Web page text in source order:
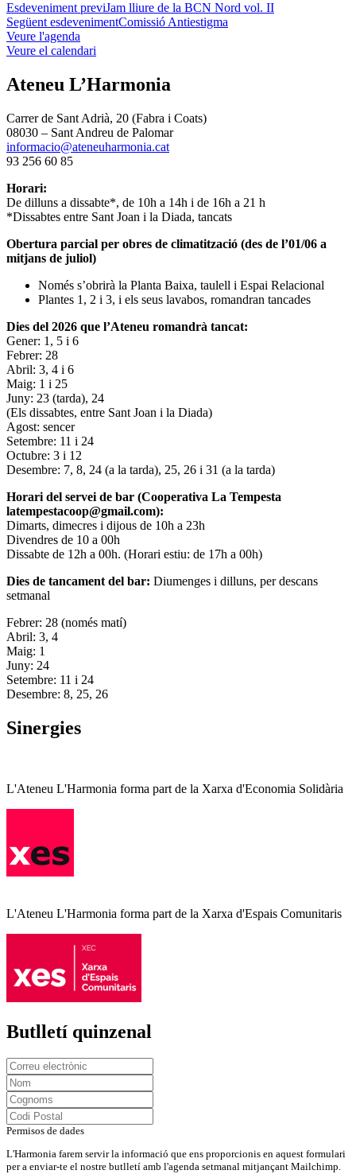
Esdeveniment previJam lliure de la BCN Nord vol. II
Següent esdevenimentComissió Antiestigma
Veure l'agenda
Veure el calendari
Ateneu L’Harmonia
Carrer de Sant Adrià, 20 (Fabra i Coats)
08030 – Sant Andreu de Palomar
informacio@ateneuharmonia.cat
93 256 60 85
Horari:
De dilluns a dissabte*, de 10h a 14h i de 16h a 21 h
*Dissabtes entre Sant Joan i la Diada, tancats
Obertura parcial per obres de climatització (des de l’01/06 a
mitjans de juliol)
Només s’obrirà la Planta Baixa, taulell i Espai Relacional
Plantes 1, 2 i 3, i els seus lavabos, romandran tancades
Dies del 2026 que l’Ateneu romandrà tancat:
Gener: 1, 5 i 6
Febrer: 28
Abril: 3, 4 i 6
Maig: 1 i 25
Juny: 23 (tarda), 24
(Els dissabtes, entre Sant Joan i la Diada)
Agost: sencer
Setembre: 11 i 24
Octubre: 3 i 12
Desembre: 7, 8, 24 (a la tarda), 25, 26 i 31 (a la tarda)
Horari del servei de bar (Cooperativa La Tempesta
latempestacoop@gmail.com):
Dimarts, dimecres i dijous de 10h a 23h
Divendres de 10 a 00h
Dissabte de 12h a 00h. (Horari estiu: de 17h a 00h)
Dies de tancament del bar: Diumenges i dilluns, per descans
setmanal
Febrer: 28 (només matí)
Abril: 3, 4
Maig: 1
Juny: 24
Setembre: 11 i 24
Desembre: 8, 25, 26
Sinergies
L'Ateneu L'Harmonia forma part de la Xarxa d'Economia Solidària
L'Ateneu L'Harmonia forma part de la Xarxa d'Espais Comunitaris
Butlletí quinzenal
Permisos de dades
L'Harmonia farem servir la informació que ens proporcionis en aquest formulari
per a enviar-te el nostre butlletí amb l'agenda setmanal mitjançant Mailchimp.